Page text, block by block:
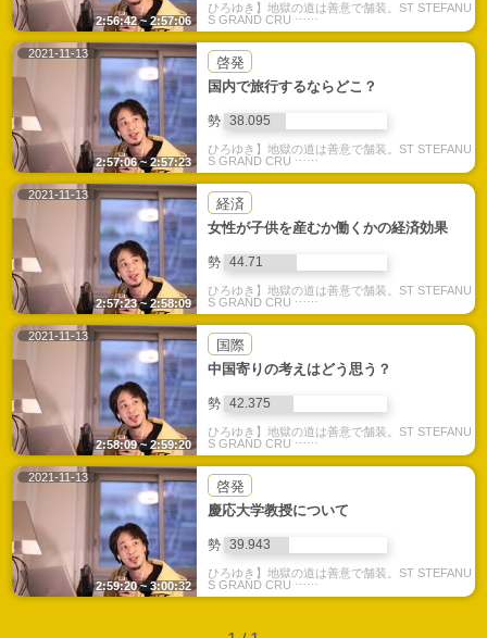
ひろゆき】地獄の道は善意で舗装。ST STEFANU
S GRAND CRU ⋯⋯
2:56:42 ~ 2:57:06
2021-11-13
啓発
国内で旅行するならどこ？
勢 38.095
ひろゆき】地獄の道は善意で舗装。ST STEFANU
S GRAND CRU ⋯⋯
2:57:06 ~ 2:57:23
2021-11-13
経済
女性が子供を産むか働くかの経済効果
勢 44.71
ひろゆき】地獄の道は善意で舗装。ST STEFANU
S GRAND CRU ⋯⋯
2:57:23 ~ 2:58:09
2021-11-13
国際
中国寄りの考えはどう思う？
勢 42.375
ひろゆき】地獄の道は善意で舗装。ST STEFANU
S GRAND CRU ⋯⋯
2:58:09 ~ 2:59:20
2021-11-13
啓発
慶応大学教授について
勢 39.943
ひろゆき】地獄の道は善意で舗装。ST STEFANU
S GRAND CRU ⋯⋯
2:59:20 ~ 3:00:32